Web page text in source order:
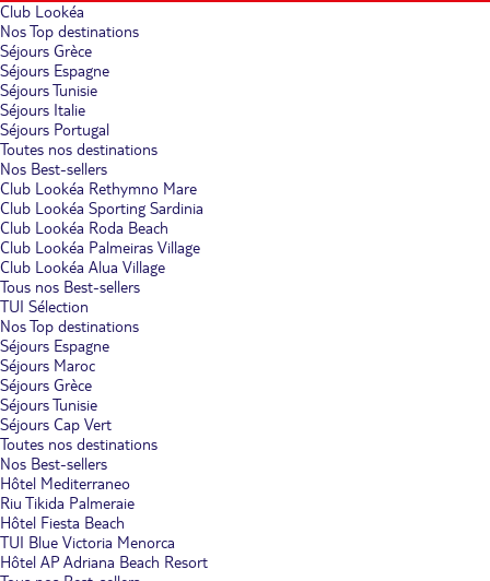
Club Lookéa
Nos Top destinations
Séjours Grèce
Séjours Espagne
Séjours Tunisie
Séjours Italie
Séjours Portugal
Toutes nos destinations
Nos Best-sellers
Club Lookéa Rethymno Mare
Club Lookéa Sporting Sardinia
Club Lookéa Roda Beach
Club Lookéa Palmeiras Village
Club Lookéa Alua Village
Tous nos Best-sellers
TUI Sélection
Nos Top destinations
Séjours Espagne
Séjours Maroc
Séjours Grèce
Séjours Tunisie
Séjours Cap Vert
Toutes nos destinations
Nos Best-sellers
Hôtel Mediterraneo
Riu Tikida Palmeraie
Hôtel Fiesta Beach
TUI Blue Victoria Menorca
Hôtel AP Adriana Beach Resort